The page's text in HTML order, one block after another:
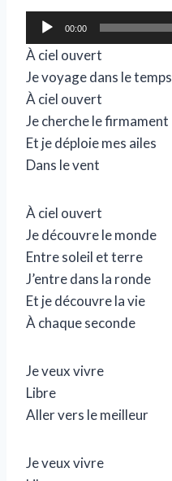
e
c
t
e
u
r
a
d
i
o
00:00
À ciel ouvert
Je voyage dans le temps
À ciel ouvert
Je cherche le firmament
Et je déploie mes ailes
Dans le vent
À ciel ouvert
Je découvre le monde
Entre soleil et terre
J’entre dans la ronde
Et je découvre la vie
À chaque seconde
Je veux vivre
Libre
Aller vers le meilleur
Je veux vivre